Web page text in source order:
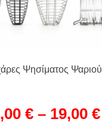
Ψησίματος Ψαριού
€ – 19,00 €